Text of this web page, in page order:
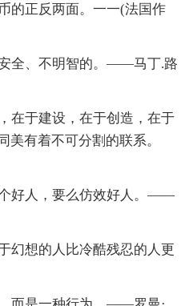
的正反两面。一一(法国作
全、不明智的。——马丁.路
在于建设，在于创造，在于
美有着不可分割的联系。
好人，要么仿效好人。——
幻想的人比冷酷残忍的人更